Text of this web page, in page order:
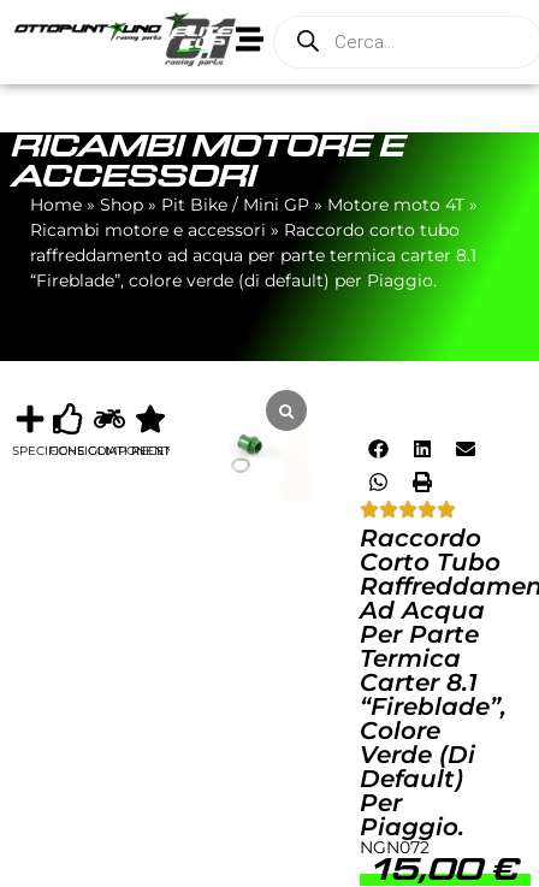
RICAMBI MOTORE E
ACCESSORI
Home » Shop » Pit Bike / Mini GP » Motore moto 4T »
Ricambi motore e accessori » Raccordo corto tubo
raffreddamento ad acqua per parte termica carter 8.1
“Fireblade”, colore verde (di default) per Piaggio.
SPECIFICHECONSIGLIATICOMPONENTI
RECENSIONI
Raccordo
Corto Tubo
Ad Acqua
Per Parte
Termica
Carter 8.1
“Fireblade”,
Colore
Verde (di
Default)
Per
Piaggio.
NGN072
15,00€